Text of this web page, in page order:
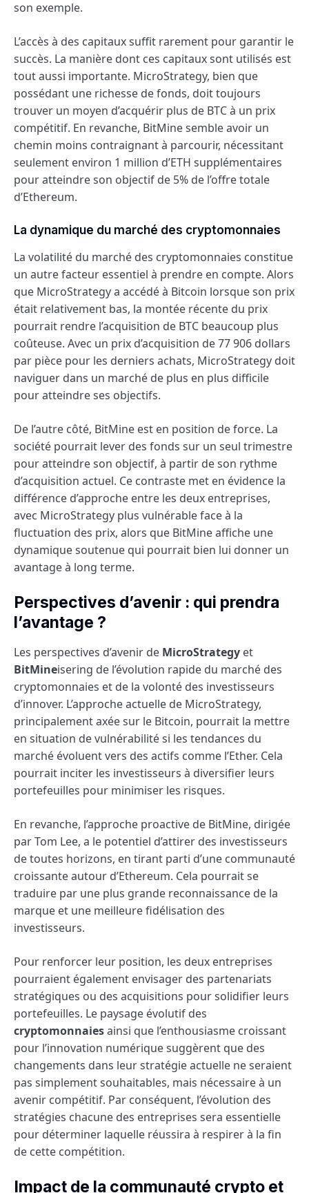
son exemple.
L’accès à des capitaux suffit rarement pour garantir le
succès. La manière dont ces capitaux sont utilisés est
tout aussi importante. MicroStrategy, bien que
possédant une richesse de fonds, doit toujours
trouver un moyen d’acquérir plus de BTC à un prix
compétitif. En revanche, BitMine semble avoir un
chemin moins contraignant à parcourir, nécessitant
seulement environ 1 million d’ETH supplémentaires
pour atteindre son objectif de 5% de l’offre totale
d’Ethereum.
La dynamique du marché des cryptomonnaies
La volatilité du marché des cryptomonnaies constitue
un autre facteur essentiel à prendre en compte. Alors
que MicroStrategy a accédé à Bitcoin lorsque son prix
était relativement bas, la montée récente du prix
pourrait rendre l’acquisition de BTC beaucoup plus
coûteuse. Avec un prix d’acquisition de 77 906 dollars
par pièce pour les derniers achats, MicroStrategy doit
naviguer dans un marché de plus en plus difficile
pour atteindre ses objectifs.
De l’autre côté, BitMine est en position de force. La
société pourrait lever des fonds sur un seul trimestre
pour atteindre son objectif, à partir de son rythme
d’acquisition actuel. Ce contraste met en évidence la
différence d’approche entre les deux entreprises,
avec MicroStrategy plus vulnérable face à la
fluctuation des prix, alors que BitMine affiche une
dynamique soutenue qui pourrait bien lui donner un
avantage à long terme.
Perspectives d’avenir : qui prendra
l’avantage ?
Les perspectives d’avenir de MicroStrategy et
BitMineisering de l’évolution rapide du marché des
cryptomonnaies et de la volonté des investisseurs
d’innover. L’approche actuelle de MicroStrategy,
principalement axée sur le Bitcoin, pourrait la mettre
en situation de vulnérabilité si les tendances du
marché évoluent vers des actifs comme l’Ether. Cela
pourrait inciter les investisseurs à diversifier leurs
portefeuilles pour minimiser les risques.
En revanche, l’approche proactive de BitMine, dirigée
par Tom Lee, a le potentiel d’attirer des investisseurs
de toutes horizons, en tirant parti d’une communauté
croissante autour d’Ethereum. Cela pourrait se
traduire par une plus grande reconnaissance de la
marque et une meilleure fidélisation des
investisseurs.
Pour renforcer leur position, les deux entreprises
pourraient également envisager des partenariats
stratégiques ou des acquisitions pour solidifier leurs
portefeuilles. Le paysage évolutif des
cryptomonnaiesainsi que l’enthousiasme croissant
pour l’innovation numérique suggèrent que des
changements dans leur stratégie actuelle ne seraient
pas simplement souhaitables, mais nécessaire à un
avenir compétitif. Par conséquent, l’évolution des
stratégies chacune des entreprises sera essentielle
pour déterminer laquelle réussira à respirer à la fin
de cette compétition.
Impact de la communauté crypto et